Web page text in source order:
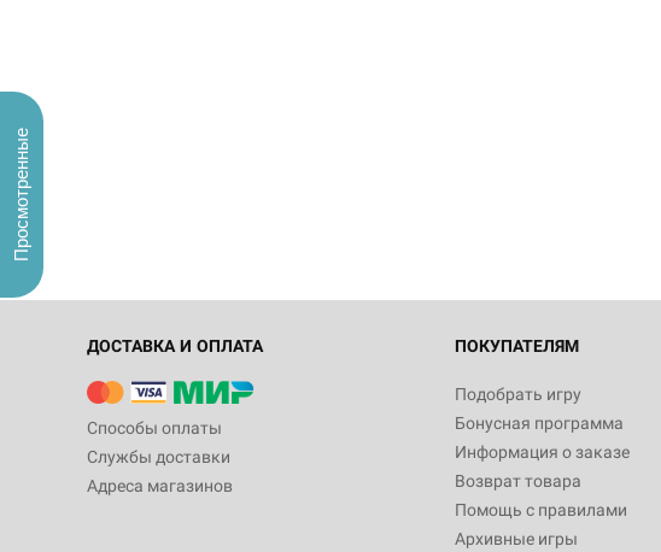
ДОСТАВКА И ОПЛАТА
Способы оплаты
Службы доставки
Адреса магазинов
ПОКУПАТЕЛЯМ
Подобрать игру
Бонусная программа
Информация о заказе
Возврат товара
Помощь с правилами
Архивные игры
Просмотренные